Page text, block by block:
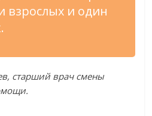
взрослых и один
старший врач смены